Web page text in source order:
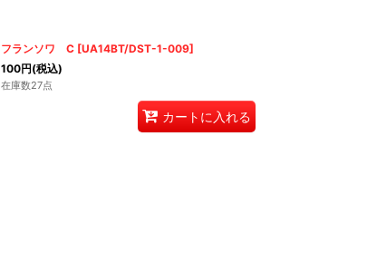
フランソワ C [UA14BT/DST-1-009]
100円(税込)
在庫数27点
カートに入れる